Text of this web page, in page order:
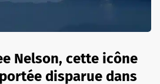
Nelson, cette icône
disparue dans